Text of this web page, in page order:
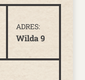
ADRES:
Wilda 9